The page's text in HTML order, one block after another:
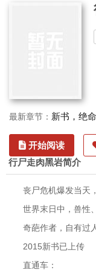
最新章节： 新书，绝
开始阅读
行尸走肉黑岩简介
丧尸危机爆发当天
世界末日中，兽性
奇葩作者，自有过
2015新书已上传
直通车：